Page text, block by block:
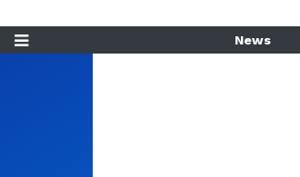
News